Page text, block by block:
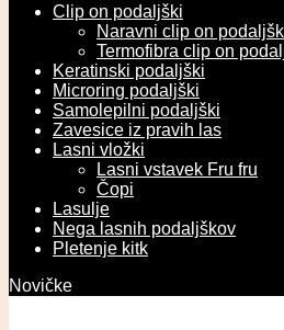
Clip on podaljški
Naravni clip on
Termofibra clip on
Keratinski podaljški
Microring podaljški
Samolepilni podaljški
Zavesice iz pravih las
Lasni vložki
Lasni vstavek Fru fru
Čopi
Lasulje
Nega lasnih podaljškov
Pletenje kitk
Novičke